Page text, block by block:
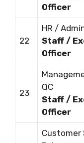
Officer
22
HR /
Staff /
Officer
23
QC
Staff /
Officer
Customer